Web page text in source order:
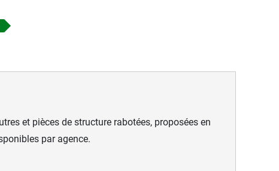
et pièces de structure rabotées, proposées en
par agence.